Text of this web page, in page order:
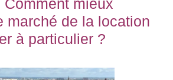
mieux
marché de la location
à particulier ?